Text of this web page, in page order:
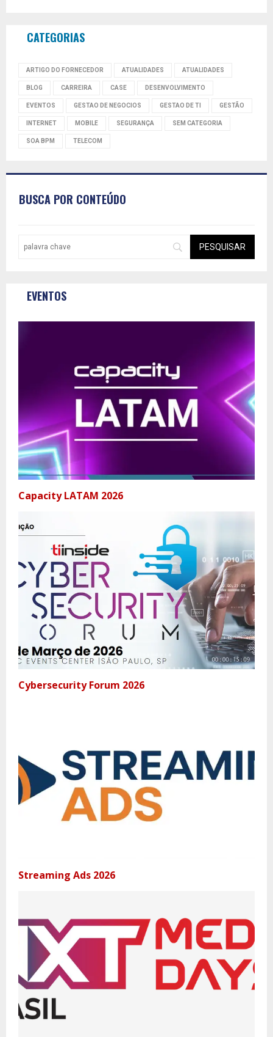
CATEGORIAS
ARTIGO DO FORNECEDOR ATUALIDADES ATUALIDADES
BLOG CARREIRA CASE DESENVOLVIMENTO
EVENTOS GESTAO DE NEGOCIOS GESTAO DE TI GESTÃO
INTERNET MOBILE SEGURANÇA SEM CATEGORIA
SOA BPM TELECOM
BUSCA POR CONTEÚDO
EVENTOS
Capacity LATAM 2026
Cybersecurity Forum 2026
Streaming Ads 2026